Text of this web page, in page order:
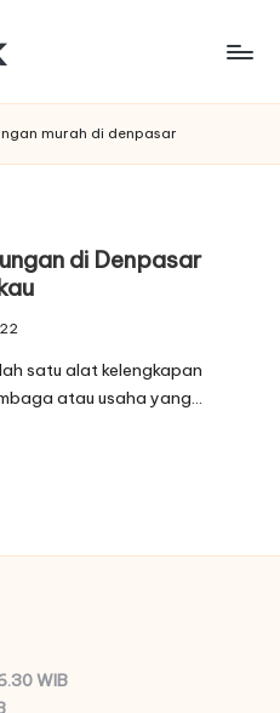
murah di denpasar
di Denpasar
satu alat kelengkapan
atau usaha yang…
WIB